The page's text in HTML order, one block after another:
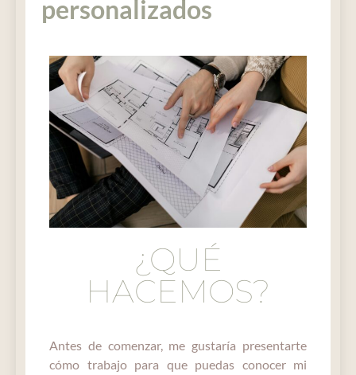
personalizados
¿QUÉ
HACEMOS?
Antes de comenzar, me gustaría presentarte
cómo trabajo para que puedas conocer mi